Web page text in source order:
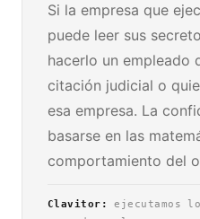
Si la empresa que
puede leer sus
hacerlo un empleado
citación judicial o
esa empresa. La
basarse en las
comportamiento del
Clavitor:
ejecutamos